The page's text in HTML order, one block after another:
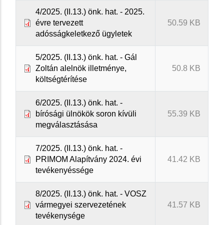
4/2025. (II.13.) önk. hat. - 2025.
évre tervezett
adósságkeletkező ügyletek
50.59 KB
5/2025. (II.13.) önk. hat. - Gál
Zoltán alelnök illetménye,
költségtérítése
50.8 KB
6/2025. (II.13.) önk. hat. -
bírósági ülnökök soron kívüli
megválasztásása
55.39 KB
7/2025. (II.13.) önk. hat. -
PRIMOM Alapítvány 2024. évi
tevékenyéssége
41.42 KB
8/2025. (II.13.) önk. hat. - VOSZ
vármegyei szervezetének
tevékenysége
41.57 KB